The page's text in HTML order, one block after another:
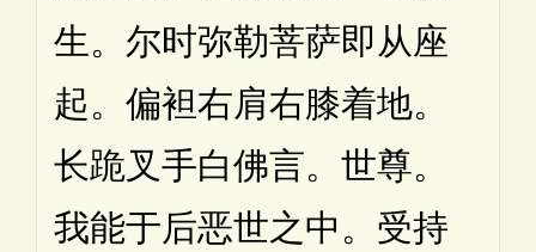
生。尔时弥勒菩萨即从座
起。偏袒右肩右膝着地。
长跪叉手白佛言。世尊。
我能于后恶世之中。受持